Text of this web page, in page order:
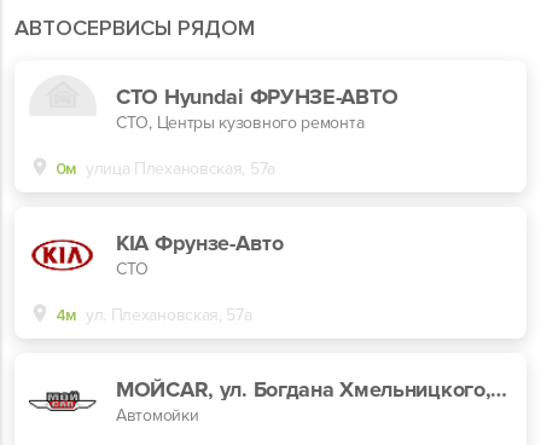
АВТОСЕРВИСЫ РЯДОМ
СТО Hyundai ФРУНЗЕ-АВТО
СТО, Центры кузовного ремонта
0м улица Плехановская, 57а
KIA Фрунзе-Авто
СТО
4м ул. Плехановская, 57а
МОЙCAR, ул. Богдана Хмельницкого, 20а
Автомойки